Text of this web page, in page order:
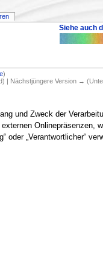
Siehe auch
)
| Nächstjüngere Version →
und Zweck der
oder „Verantwortlicher“